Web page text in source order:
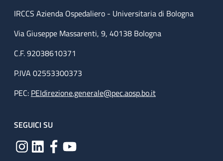
IRCCS Azienda Ospedaliero - Universitaria di Bologna
Via Giuseppe Massarenti, 9, 40138 Bologna
C.F. 92038610371
P.IVA 02553300373
PEC: PEIdirezione.generale@pec.aosp.bo.it
SEGUICI SU